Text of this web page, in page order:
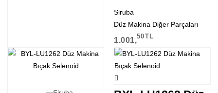
Siruba
Düz Makina Diğer Parçaları
1.001,50TL